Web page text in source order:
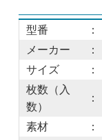
型番 ：
メーカー
：
サイズ
：
枚数（入
数）
：
素材 ：